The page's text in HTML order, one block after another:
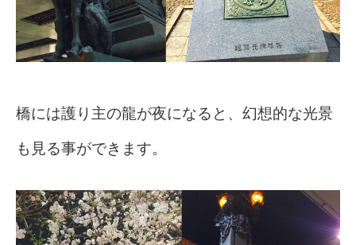
橋には護り主の龍が夜になると、幻想的な光景
も見る事ができます。